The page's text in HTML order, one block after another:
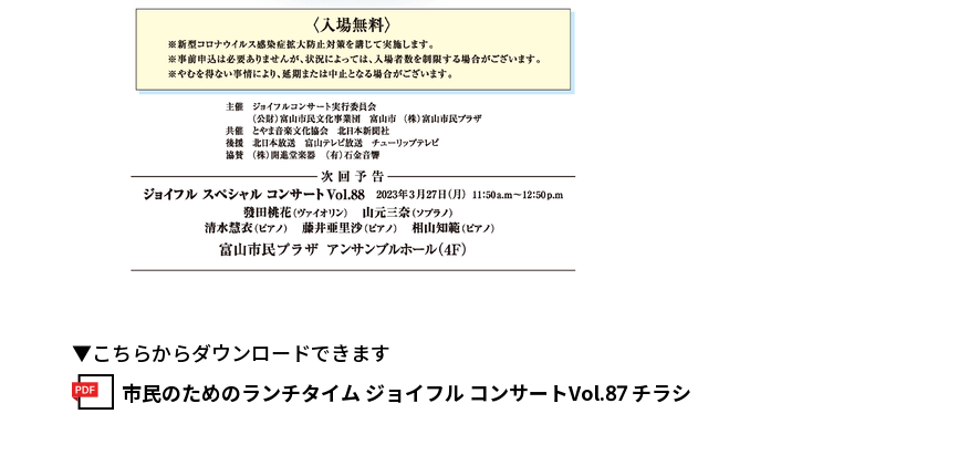
▼こちらからダウンロードできます
市民のためのランチタイム ジョイフル コンサートVol.87 チラシ